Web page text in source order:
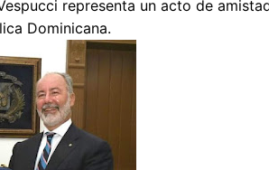
representa un acto de
Dominicana.